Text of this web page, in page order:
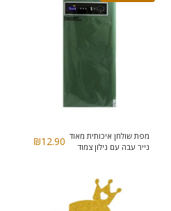
מפת שולחן איכותית מאוד
נייר עבה עם נילון צמוד
₪12.90